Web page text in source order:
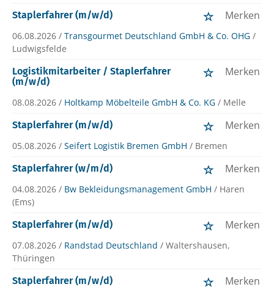
Staplerfahrer (m/w/d) Merken
06.08.2026 / Transgourmet Deutschland GmbH & Co. OHG /
Ludwigsfelde
Logistikmitarbeiter / Staplerfahrer
(m/w/d)
Merken
08.08.2026 / Holtkamp Möbelteile GmbH & Co. KG / Melle
Staplerfahrer (m/w/d)
Merken
05.08.2026 / Seifert Logistik Bremen GmbH / Bremen
Staplerfahrer (w/m/d)
Merken
04.08.2026 / Bw Bekleidungsmanagement GmbH / Haren
(Ems)
Staplerfahrer (m/w/d)
Merken
07.08.2026 / Randstad Deutschland / Waltershausen,
Thüringen
Staplerfahrer (m/w/d)
Merken